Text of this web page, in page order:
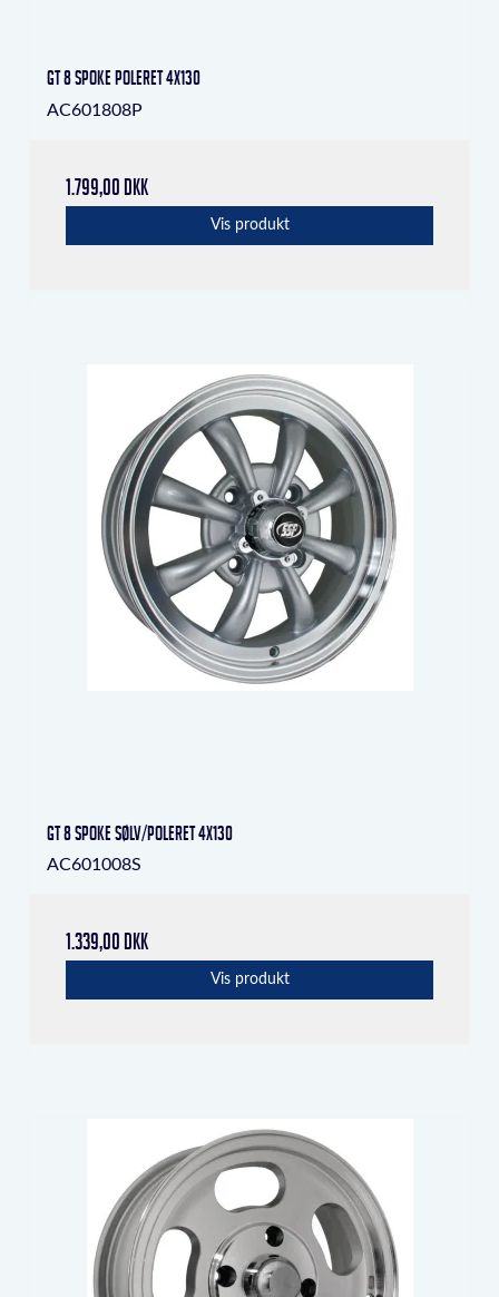
GT 8 Spoke Poleret 4x130
AC601808P
1.799,00 DKK
Vis produkt
GT 8 Spoke Sølv/poleret 4x130
AC601008S
1.339,00 DKK
Vis produkt